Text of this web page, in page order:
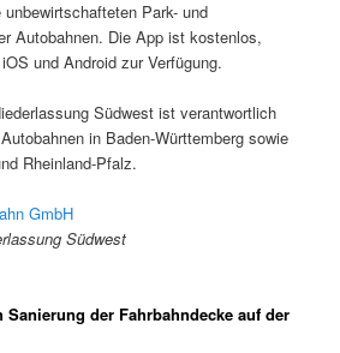
Park- und
Autobahnen. Die App ist kostenlos,
und Android zur Verfügung.
Südwest ist verantwortlich
in Baden-Württemberg sowie
Rheinland-Pfalz.
GmbH
Südwest
der Fahrbahndecke auf der